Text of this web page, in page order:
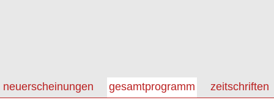
neuerscheinungen gesamtprogramm zeitschriften